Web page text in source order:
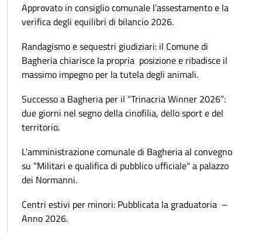
Approvato in consiglio comunale l’assestamento e la
verifica degli equilibri di bilancio 2026.
Randagismo e sequestri giudiziari: il Comune di
Bagheria chiarisce la propria posizione e ribadisce il
massimo impegno per la tutela degli animali.
Successo a Bagheria per il “Trinacria Winner 2026”:
due giorni nel segno della cinofilia, dello sport e del
territorio.
L'amministrazione comunale di Bagheria al convegno
su "Militari e qualifica di pubblico ufficiale" a palazzo
dei Normanni.
Centri estivi per minori: Pubblicata la graduatoria –
Anno 2026.